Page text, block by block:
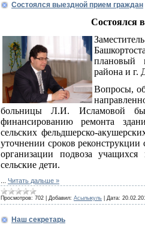
Состоялся выездной прием граждан
Состоялся
плановый
района и г.
Вопросы,
больницы Л.И. Исламовой
финансированию ремонта
сельских фельдшерско-
уточнении сроков
организации подвоза
сельские дети.
Читать дальше »
Просмотров: 702 Добавил: Асылыкуль Дата:
Наш секретарь